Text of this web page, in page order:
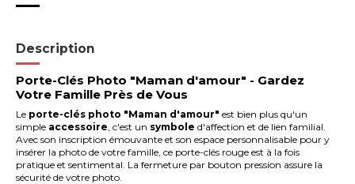
Description
Porte-Clés Photo "Maman d'amour" - Gardez
Votre Famille Près de Vous
Le porte-clés photo "Maman d'amour" est bien plus qu'un
simple accessoire , c'est un symbole d'affection et de lien familial.
Avec son inscription émouvante et son espace personnalisable pour y
insérer la photo de votre famille, ce porte-clés rouge est à la fois
pratique et sentimental. La fermeture par bouton pression assure la
sécurité de votre photo.